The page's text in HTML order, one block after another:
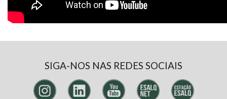
SIGA-NOS NAS REDES SOCIAIS